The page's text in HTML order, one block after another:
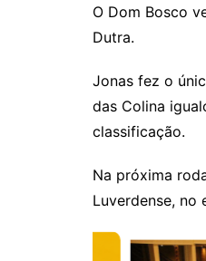
p
y
Li
n
k
at
A
p
p
O Dom Bosco
Dutra.
Jonas fez o
das Colina
classificação.
Na próxima
Luverdense, no